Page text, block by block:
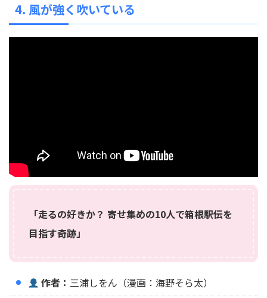
4. 風が強く吹いている
「走るの好きか？ 寄せ集めの10人で箱根駅伝を
目指す奇跡」
作者： 三浦しをん（漫画：海野そら太）